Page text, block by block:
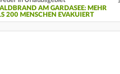
AM GARDASEE: MEHR
200 MENSCHEN EVAKUIERT